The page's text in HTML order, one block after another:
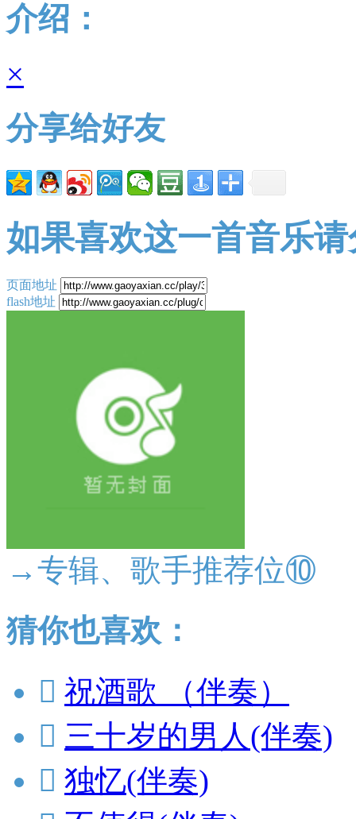
介绍：
×
分享给好友
如果喜欢这一首音乐
页面地址
flash地址
→专辑、歌手推荐位⑩
猜你也喜欢：
 祝酒歌 （伴奏）
 三十岁的男人(伴奏)
 独忆(伴奏)